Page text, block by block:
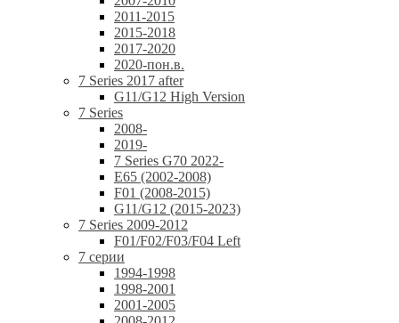
2011-2015
2015-2018
2017-2020
2020-пон.в.
7 Series 2017 after
G11/G12 High Version
7 Series
2008-
2019-
7 Series G70 2022-
E65 (2002-2008)
F01 (2008-2015)
G11/G12 (2015-2023)
7 Series 2009-2012
F01/F02/F03/F04 Left
7 серии
1994-1998
1998-2001
2001-2005